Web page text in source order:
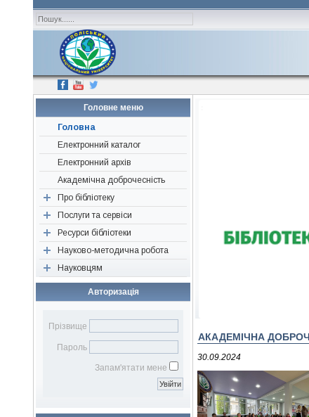
Головне меню
Головна
Електронний каталог
Електронний архів
Академічна доброчесність
Про бібліотеку
Наші друзі, партнери,
спонсори
Історична довідка
Структура
Нормативні документи
Послуги та сервіси
Перевірка «на плагіат»
Консультація
Визначення індексів
Підбір літератури
Редагування джерел
Віртуальна довідка
Електронна доставка
документів
Ресурси бібліотеки
Періодичні видання
Ресурси відкритого доступу
Нові надходження
Бібліографічні видання
Віртуальна виставка
Науково-методична робота
Об’єднання бібліотек
Конференції, семінари,
тренінги
Бібліотечному фахівцю
Науковцям
Авторам наукових публікацій
Поради для написання
наукових робіт
Бібліометрика української
науки
Підбір журналів для
Авторизація
Прізвище
Пароль
Запам'ятати мене
АКАДЕМІЧНА
30.09.2024